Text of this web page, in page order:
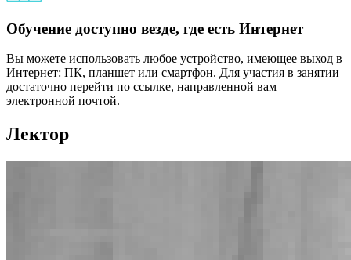
Обучение доступно везде, где есть Интернет
Вы можете использовать любое устройство, имеющее выход в
Интернет: ПК, планшет или смартфон. Для участия в занятии
достаточно перейти по ссылке, направленной вам
электронной почтой.
Лектор